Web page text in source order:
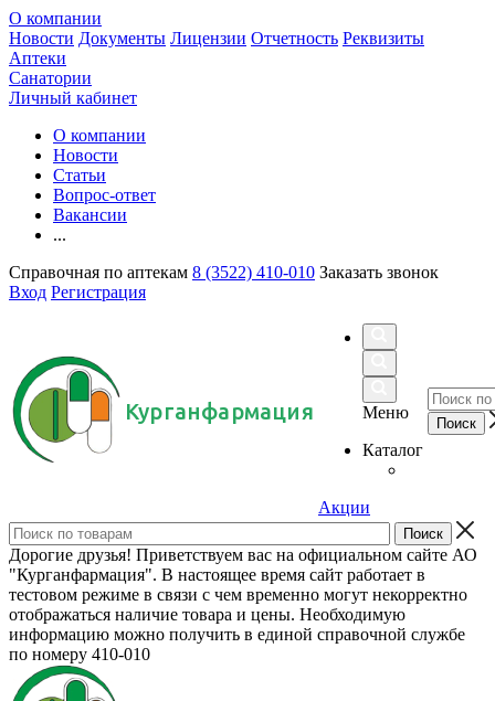
О компании
Новости Документы Лицензии Отчетность Реквизиты
Аптеки
Санатории
Личный кабинет
О компании
Новости
Статьи
Вопрос-ответ
Вакансии
...
Справочная по аптекам 8 (3522) 410-010 Заказать звонок
Вход Регистрация
Курганфармация
Меню
Каталог
Акции
Дорогие друзья! Приветствуем вас на официальном сайте АО
"Курганфармация". В настоящее время сайт работает в
тестовом режиме в связи с чем временно могут некорректно
отображаться наличие товара и цены. Необходимую
информацию можно получить в единой справочной службе
по номеру 410-010